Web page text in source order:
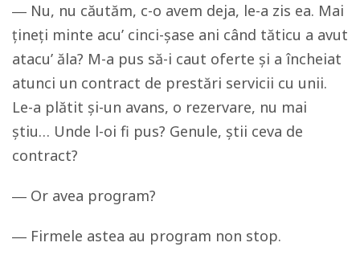
― Nu, nu căutăm, c-o avem deja, le-a zis ea. Mai
țineți minte acu’ cinci-șase ani când tăticu a avut
atacu’ ăla? M-a pus să-i caut oferte și a încheiat
atunci un contract de prestări servicii cu unii.
Le-a plătit și-un avans, o rezervare, nu mai
știu… Unde l-oi fi pus? Genule, știi ceva de
contract?
― Or avea program?
― Firmele astea au program non stop.